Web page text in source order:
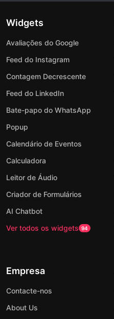
Widgets
Avaliações do Google
Feed do Instagram
Contagem Decrescente
Feed do LinkedIn
Bate-papo do WhatsApp
Popup
Calendário de Eventos
Calculadora
Leitor de Áudio
Criador de Formulários
AI Chatbot
Ver todos os widgets 94
Empresa
Contacte-nos
About Us